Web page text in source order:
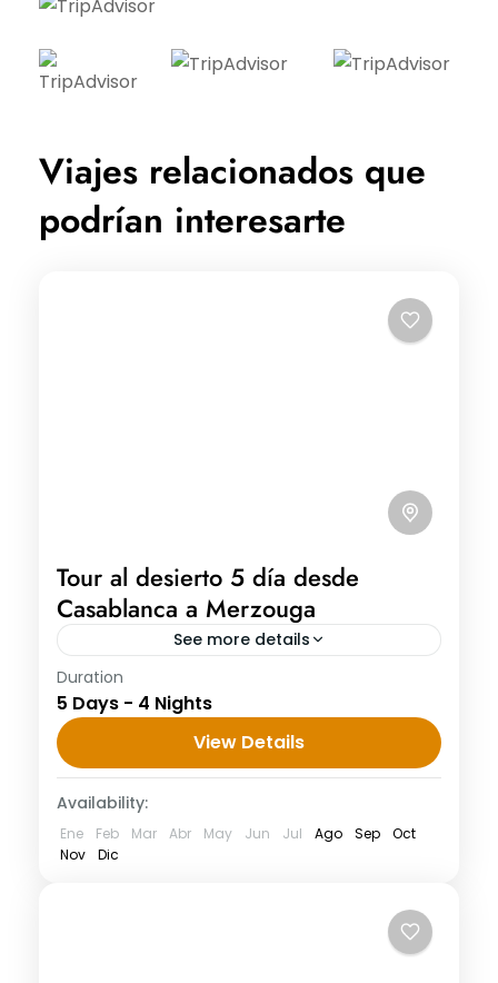
Viajes relacionados que
podrían interesarte
Tour al desierto 5 día desde
Casablanca a Merzouga
See more details
Tour al desierto 5 día desde Casablanca a
Merzouga Día 1: Aeropuerto de
Casablanca a Fez Será recibido por
nuestro conductor de habla inglesa en...
Duration
5 Days - 4 Nights
View Details
Availability:
Ene Feb Mar Abr May Jun Jul Ago Sep
Oct
Nov
Dic